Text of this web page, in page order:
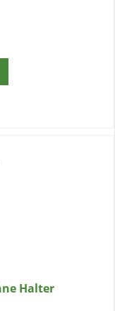
Halter